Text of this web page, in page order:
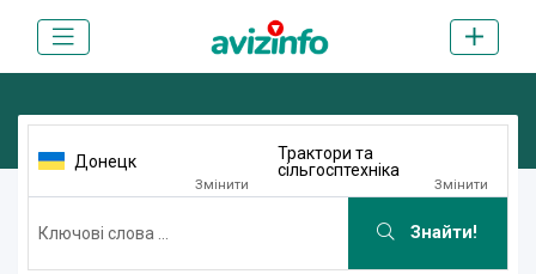
Донецк
Змінити
Трактори та
сільгосптехніка
Змінити
Знайти!